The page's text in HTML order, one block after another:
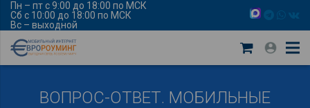
Пн – пт с 9:00 до 18:00 по МСК
Сб с 10:00 до 18:00 по МСК
Вс – выходной
ВОПРОС-ОТВЕТ. МОБИЛЬНЫЕ